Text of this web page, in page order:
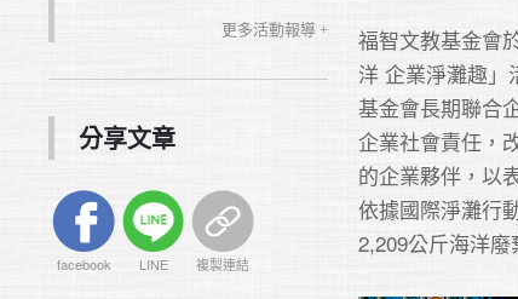
更多活動報導 +
分享文章
facebook LINE 複製連結
福智文教基金會
洋 企業淨灘趣」
基金會長期聯合
企業社會責任，
的企業夥伴，以
依據國際淨灘行
2,209公斤海洋廢